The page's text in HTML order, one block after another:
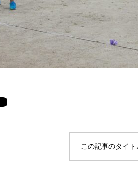
この記事のタイ